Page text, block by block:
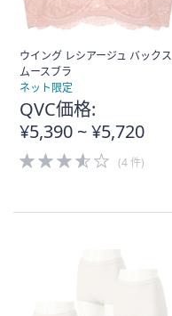
ウイング レシアージュ バックス
ムースブラ
ネット限定
QVC価格:
¥5,390 ~ ¥5,720
3.5
of
(4 件)